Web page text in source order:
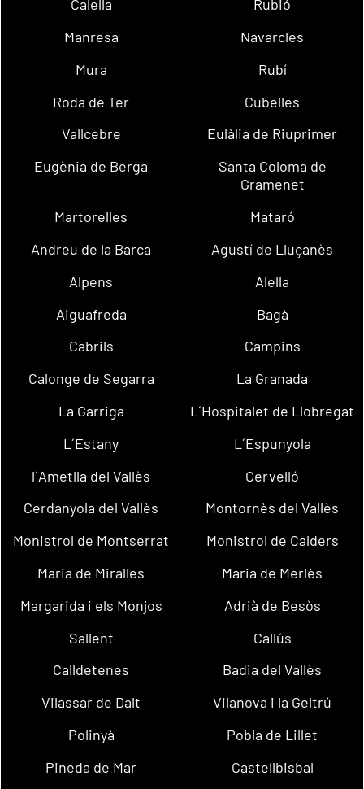
Calella
Rubió
Manresa
Navarcles
Mura
Rubí
Roda de Ter
Cubelles
Vallcebre
Eulàlia de Riuprimer
Eugènia de Berga
Santa Coloma de
Gramenet
Martorelles
Mataró
Andreu de la Barca
Agustí de Lluçanès
Alpens
Alella
Aiguafreda
Bagà
Cabrils
Campins
Calonge de Segarra
La Granada
La Garriga
L´Hospitalet de Llobregat
L´Estany
L´Espunyola
l´Ametlla del Vallès
Cervelló
Cerdanyola del Vallès
Montornès del Vallès
Monistrol de Montserrat
Monistrol de Calders
Maria de Miralles
Maria de Merlès
Margarida i els Monjos
Adrià de Besòs
Sallent
Callús
Calldetenes
Badia del Vallès
Vilassar de Dalt
Vilanova i la Geltrú
Polinyà
Pobla de Lillet
Pineda de Mar
Castellbisbal